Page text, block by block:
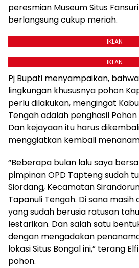
peresmian Museum Situs
berlangsung cukup meriah.
IKLAN
IKLAN
Pj Bupati menyampaikan,
lingkungan khususnya pohon
perlu dilakukan, mengingat
Tengah adalah penghasil
Dan kejayaan itu harus
menggiatkan kembali
“Beberapa bulan lalu saya
pimpinan OPD Tapteng sudah
Siordang, Kecamatan
Tapanuli Tengah. Di sana masih
yang sudah berusia ratusan
lestarikan. Dan salah satu
dengan mengadakan
lokasi Situs Bongal ini,” terang
pohon.